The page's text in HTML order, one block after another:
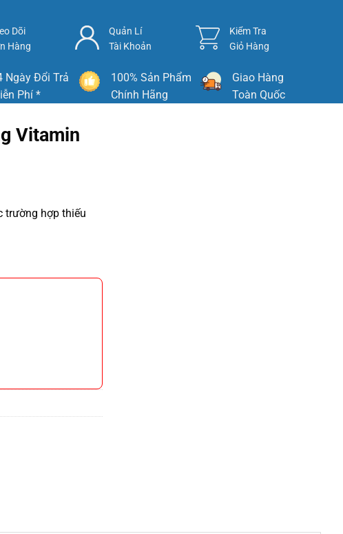
Dõi
Hàng
Quản Lí
Tài Khoản
Kiểm Tra
Giỏ Hàng
Ngày Đổi Trả
Phí *
100% Sản Phẩm
Chính Hãng
Giao Hàng
Toàn Quốc
Vitamin
trường hợp thiếu